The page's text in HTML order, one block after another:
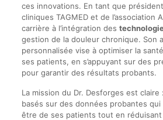
ces innovations. En tant que
cliniques TAGMED et de l’association
carrière à l’intégration des
gestion de la douleur chronique. Son
personnalisée vise à optimiser la
ses patients, en s’appuyant sur des
pour garantir des résultats probants.
La mission du Dr. Desforges est
basés sur des données probantes
être de ses patients tout en réduisant